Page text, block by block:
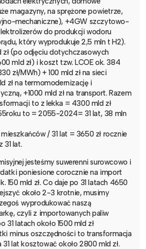
magazyny, na sprężone powietrze,
mechaniczne), +4GW szczytowo-
do produkcji wodoru
który wyprodukuje 2,5 mln t H2).
zł (po odjęciu dotychczasowych
mld zł) i koszt tzw. LCOE ok. 384
zł/MWh) + 100 mld zł na sieci
zł na termomodernizację i
+1000 mld zł na transport. Razem
to z lekka = 4300 mld zł
to = 2055-2024= 31 lat, 38 mln
/ 31 lat = 3650 zł rocznie
31 lat.
jesteśmy suwerenni surowcowo i
poniesione corocznie na import
150 mld zł. Co daje po 31 latach 4650
około 2-3 krotnie, musimy
wyprodukować naszą
czyli z importowanych paliw
31 latach około 1500 mld zł
minus oszczędności to transformacja
lat kosztować około 2800 mld zł.